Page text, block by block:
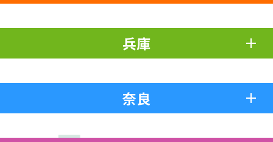
兵庫
奈良